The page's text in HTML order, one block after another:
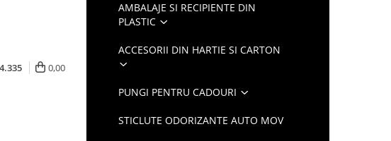
0,00
AMBALAJE SI RECIPIENTE DIN
PLASTIC
ACCESORII DIN HARTIE SI CARTON
PUNGI PENTRU CADOURI
STICLUTE ODORIZANTE AUTO MOV